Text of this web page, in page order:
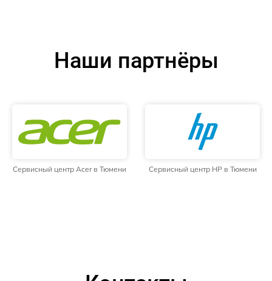
Наши партнёры
Сервисный центр Acer в Тюмени Сервисный центр HP в Тюмени